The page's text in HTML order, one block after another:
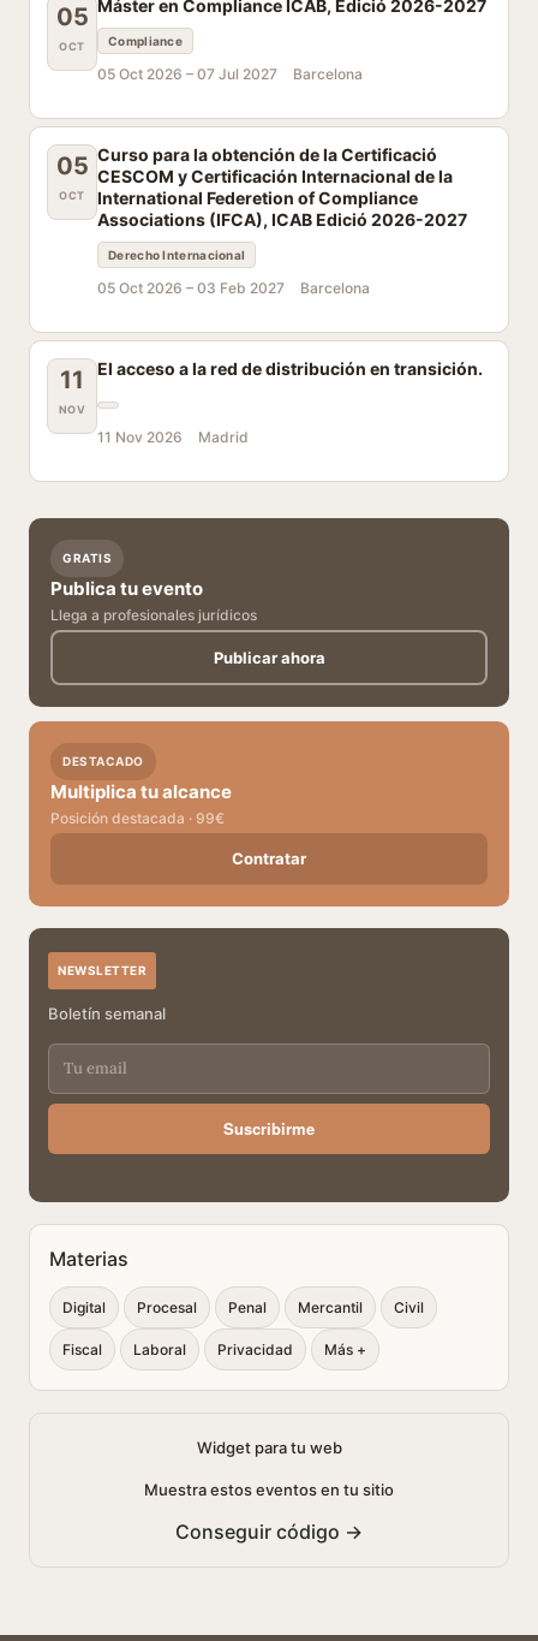
05
OCT
Máster en Compliance ICAB, Edició 2026-2027
Compliance
05 Oct 2026 – 07 Jul 2027 Barcelona
05
OCT
Curso para la obtención de la Certificació
CESCOM y Certificación Internacional de la
International Federetion of Compliance
Associations (IFCA), ICAB Edició 2026-2027
Derecho Internacional
05 Oct 2026 – 03 Feb 2027 Barcelona
11
NOV
El acceso a la red de distribución en transición.
11 Nov 2026 Madrid
GRATIS
Publica tu evento
Llega a profesionales jurídicos
Publicar ahora
DESTACADO
Multiplica tu alcance
Posición destacada · 99€
Contratar
NEWSLETTER
Boletín semanal
Suscribirme
Materias
Digital Procesal Penal Mercantil Civil
Fiscal Laboral Privacidad Más +
Widget para tu web
Muestra estos eventos en tu sitio
Conseguir código →